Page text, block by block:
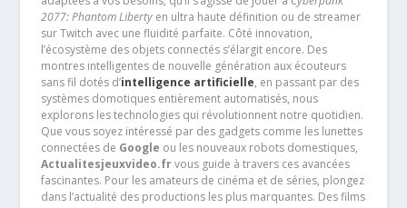
2077: Phantom Libertyen ultra haute définition ou de streamer
sur Twitch avec une fluidité parfaite. Côté innovation,
l’écosystème des objets connectés s’élargit encore. Des
montres intelligentes de nouvelle génération aux écouteurs
sans fil dotés d’intelligence artificielle, en passant par des
systèmes domotiques entièrement automatisés, nous
explorons les technologies qui révolutionnent notre quotidien.
Que vous soyez intéressé par des gadgets comme les lunettes
connectées de Google ou les nouveaux robots domestiques,
Actualitesjeuxvideo.frvous guide à travers ces avancées
fascinantes. Pour les amateurs de cinéma et de séries, plongez
dans l’actualité des productions les plus marquantes. Des films